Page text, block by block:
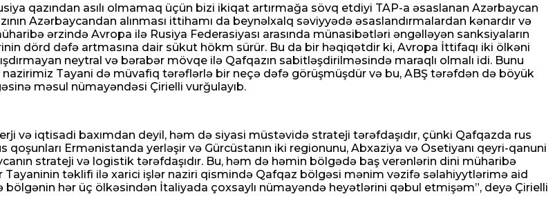
qazından asılı olmamaq üçün bizi ikiqat artırmağa sövq etdiyi TAP-a əsaslanan Azərbaycan
Azərbaycandan alınması ittihamı da beynəlxalq səviyyədə əsaslandırmalardan kənardır və
ərzində Avropa ilə Rusiya Federasiyası arasında münasibətləri əngəlləyən sanksiyaların
dörd dəfə artmasına dair sükut hökm sürür. Bu da bir həqiqətdir ki, Avropa İttifaqı iki ölkəni
neytral və bərabər mövqe ilə Qafqazın sabitləşdirilməsində maraqlı olmalı idi. Bunu
nazirimiz Tayani də müvafiq tərəflərlə bir neçə dəfə görüşmüşdür və bu, ABŞ tərəfdən də böyük
məsul nümayəndəsi Çirielli vurğulayıb.
və iqtisadi baxımdan deyil, həm də siyasi müstəvidə strateji tərəfdaşıdır, çünki Qafqazda rus
qoşunları Ermənistanda yerləşir və Gürcüstanın iki regionunu, Abxaziya və Osetiyanı qeyri-qanuni
strateji və logistik tərəfdaşıdır. Bu, həm də həmin bölgədə baş verənlərin dini müharibə
təklifi ilə xarici işlər naziri qismində Qafqaz bölgəsi mənim vəzifə səlahiyytlərimə aid
hər üç ölkəsindən İtaliyada çoxsaylı nümayəndə heyətlərini qəbul etmişəm”, deyə Çirielli
təhlükəli mərhələsi ilə üz-üzədir
ittiham edib